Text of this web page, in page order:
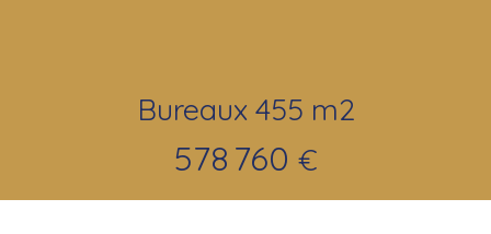
Bureaux 455 m2
578 760 €